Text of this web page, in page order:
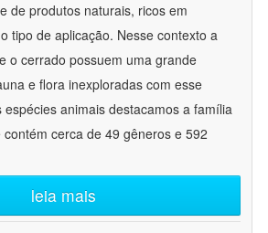
de produtos naturais, ricos em
tipo de aplicação. Nesse contexto a
o cerrado possuem uma grande
e flora inexploradas com esse
animais destacamos a família
cerca de 49 gêneros e 592
leia mais